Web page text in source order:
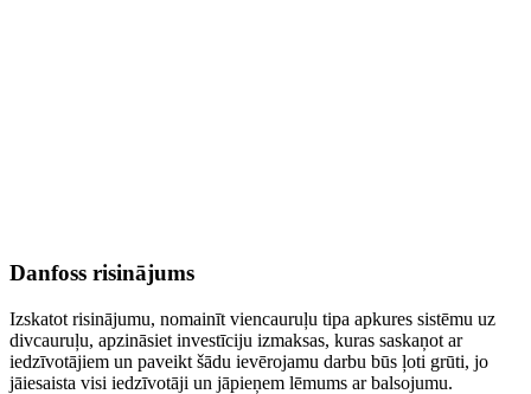
Danfoss risinājums
Izskatot risinājumu, nomainīt viencauruļu tipa apkures sistēmu uz
divcauruļu, apzināsiet investīciju izmaksas, kuras saskaņot ar
iedzīvotājiem un paveikt šādu ievērojamu darbu būs ļoti grūti, jo
jāiesaista visi iedzīvotāji un jāpieņem lēmums ar balsojumu.